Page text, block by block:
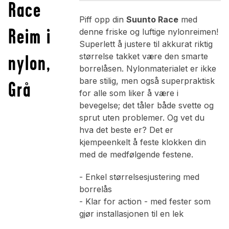
Race
Reim i
nylon,
Grå
Piff opp din Suunto Racemed
denne friske og luftige nylonreimen!
Superlett å justere til akkurat riktig
størrelse takket være den smarte
borrelåsen. Nylonmaterialet er ikke
bare stilig, men også superpraktisk
for alle som liker å være i
bevegelse; det tåler både svette og
sprut uten problemer. Og vet du
hva det beste er? Det er
kjempeenkelt å feste klokken din
med de medfølgende festene.
- Enkel størrelsesjustering med
borrelås
- Klar for action - med fester som
gjør installasjonen til en lek